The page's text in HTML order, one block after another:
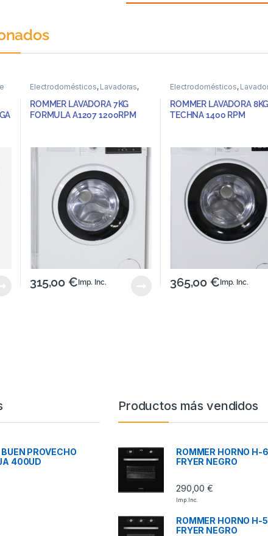
Electrodomésticos, Lavadoras,
ROMMER LAVADORA 7KG
FORMULA A1207 1200RPM
315,00 € Imp. Inc.
Electrodomésticos,
ROMMER LAVADORA 8KG
TECHNA 1400 RPM
365,00 € Imp. Inc.
PROVECHO
400UD
Productos más vendidos
ROMMER HORNO H-
FRYER NEGRO
290,00€
Imp. Inc.
ROMMER HORNO H-
FRYER NEGRO